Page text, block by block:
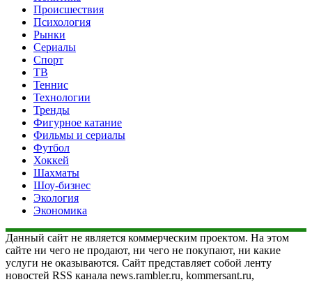
Происшествия
Психология
Рынки
Сериалы
Спорт
ТВ
Теннис
Технологии
Тренды
Фигурное катание
Фильмы и сериалы
Футбол
Хоккей
Шахматы
Шоу-бизнес
Экология
Экономика
Данный сайт не является коммерческим проектом. На этом
сайте ни чего не продают, ни чего не покупают, ни какие
услуги не оказываются. Сайт представляет собой ленту
новостей RSS канала news.rambler.ru, kommersant.ru,